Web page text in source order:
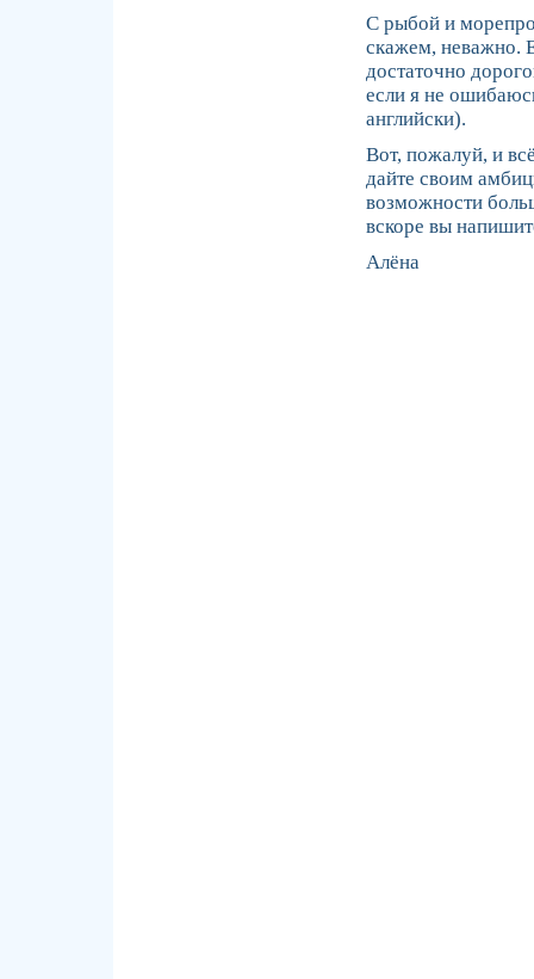
С рыбой и
скажем, неважно.
достаточно
если я не
английски).
Вот, пожалуй, и
дайте своим
возможности
вскоре вы
Алёна